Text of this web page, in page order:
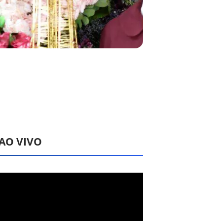
VIVO